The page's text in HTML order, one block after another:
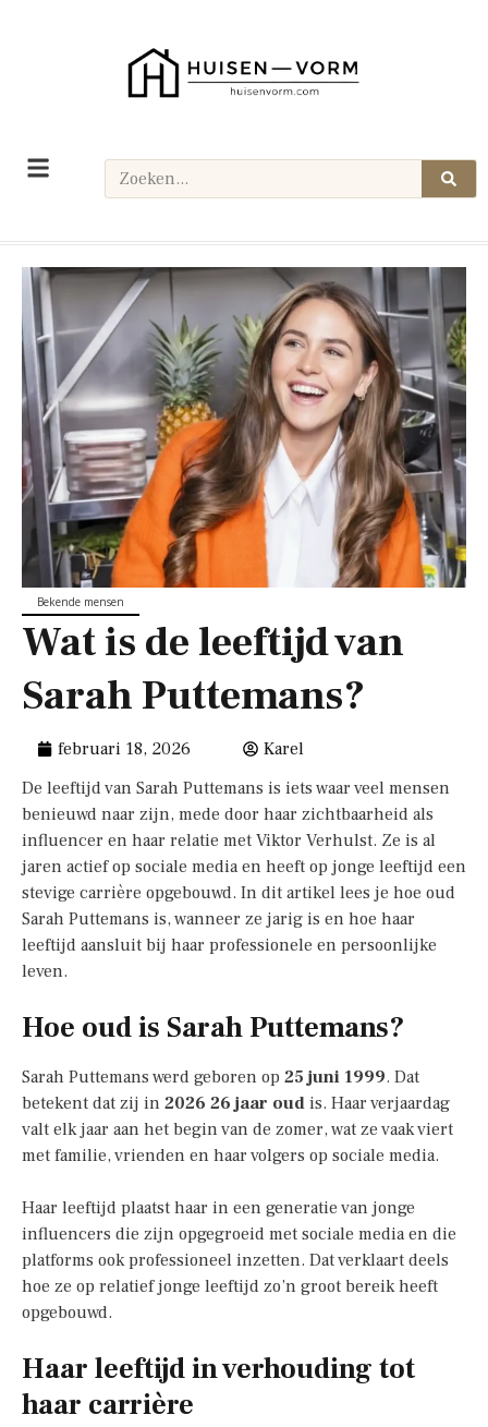
Bekende mensen
Wat is de leeftijd van
Sarah Puttemans?
februari 18, 2026
Karel
De leeftijd van Sarah Puttemans is iets waar veel mensen
benieuwd naar zijn, mede door haar zichtbaarheid als
influencer en haar relatie met Viktor Verhulst. Ze is al
jaren actief op sociale media en heeft op jonge leeftijd een
stevige carrière opgebouwd. In dit artikel lees je hoe oud
Sarah Puttemans is, wanneer ze jarig is en hoe haar
leeftijd aansluit bij haar professionele en persoonlijke
leven.
Hoe oud is Sarah Puttemans?
Sarah Puttemans werd geboren op 25 juni 1999. Dat
betekent dat zij in 2026 26 jaar oud is. Haar verjaardag
valt elk jaar aan het begin van de zomer, wat ze vaak viert
met familie, vrienden en haar volgers op sociale media.
Haar leeftijd plaatst haar in een generatie van jonge
influencers die zijn opgegroeid met sociale media en die
platforms ook professioneel inzetten. Dat verklaart deels
hoe ze op relatief jonge leeftijd zo’n groot bereik heeft
opgebouwd.
Haar leeftijd in verhouding tot
haar carrière